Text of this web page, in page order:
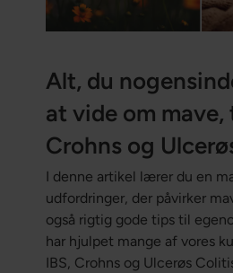
Alt, du
at vide om mave,
Crohns og
I denne artikel lærer du en
udfordringer, der påvirker
også rigtig gode tips til
har hjulpet mange af vores
IBS, Crohns og Ulcerøs